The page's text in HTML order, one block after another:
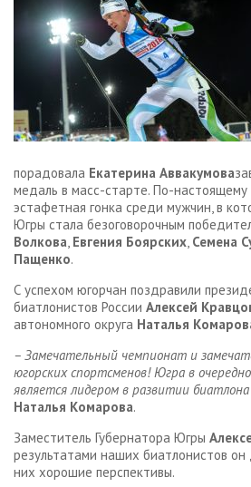
порадовала Екатерина Аввакумова
медаль в масс-старте. По-настоящему
эстафетная гонка среди мужчин, в
Югры стала безоговорочным
Волкова, Евгения Боярских, Семена
Пащенко.
С успехом югорчан поздравили
биатлонистов России Алексей
автономного округа Наталья
– Замечательный чемпионат и
югорских спортсменов! Югра в
является лидером в развитии биатлона
Наталья Комарова.
Заместитель Губернатора Югры
результатами наших биатлонистов он
них хорошие перспективы.